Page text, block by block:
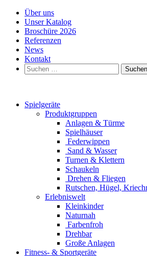
Über uns
Unser Katalog
Broschüre 2026
Referenzen
News
Kontakt
Suchen
nach:
Spielgeräte
Produktgruppen
Anlagen & Türme
Spielhäuser
Federwippen
Sand & Wasser
Turnen & Klettern
Schaukeln
Drehen & Fliegen
Rutschen, Hügel,
Erlebniswelt
Kleinkinder
Naturnah
Farbenfroh
Drehbar
Große Anlagen
Fitness- & Sportgeräte